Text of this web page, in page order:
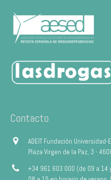
Contacto
ADEIT Fundación
Plaza Virgen de la Paz, 3 -
+34 961 603 000 (de 09 a 14